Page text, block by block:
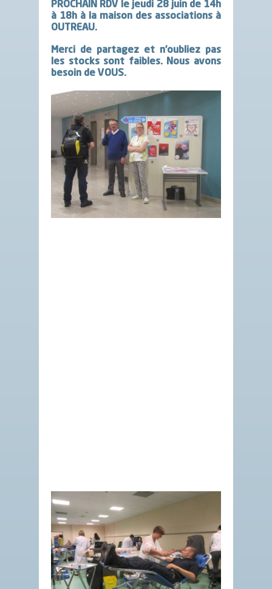
PROCHAIN RDV le jeudi 28 juin de 14h
à 18h à la maison des associations à
OUTREAU.
Merci de partagez et n’oubliez pas
les stocks sont faibles. Nous avons
besoin de VOUS.